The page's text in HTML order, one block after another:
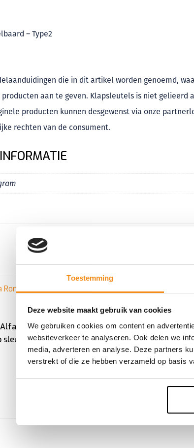
Toestemming
Deze website maakt gebruik van cookies
We gebruiken cookies om content en
websiteverkeer te analyseren. Ook delen we
media, adverteren en analyse. Deze partners
verstrekt of die ze hebben verzameld op basis
– Type2
die in dit artikel worden genoemd,
aan te geven. Klapsleutels is niet
producten kunnen desgewenst via onze
rechten van de consument.
Romeo
sleutel
Alfa Romeo 156 2Knops
behuizing